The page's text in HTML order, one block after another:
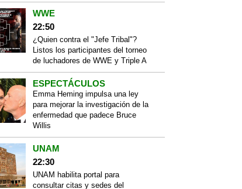
WWE
22:50
¿Quien contra el "Jefe Tribal"?
Listos los participantes del torneo
de luchadores de WWE y Triple A
ESPECTÁCULOS
Emma Heming impulsa una ley
para mejorar la investigación de la
enfermedad que padece Bruce
Willis
UNAM
22:30
UNAM habilita portal para
consultar citas y sedes del